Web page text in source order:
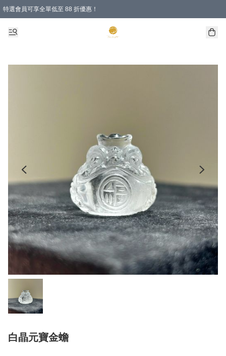
特選會員可享全單低至 88 折優惠！
白晶元寶金蟾